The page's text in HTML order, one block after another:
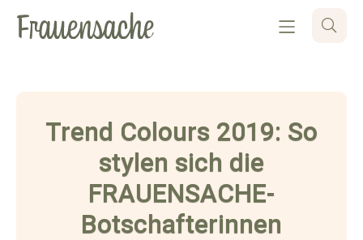
Trend Colours 2019: So
stylen sich die
FRAUENSACHE-
Botschafterinnen